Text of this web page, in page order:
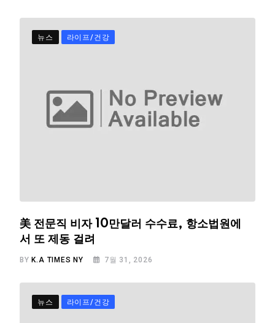
뉴스 라이프/건강
美 전문직 비자 10만달러 수수료, 항소법원에
서 또 제동 걸려
BY K.A TIMES NY 7월 31, 2026
뉴스 라이프/건강